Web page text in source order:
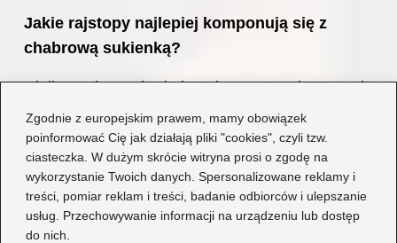
Zgodnie z europejskim prawem, mamy obowiązek
poinformować Cię jak działają pliki "cookies", czyli tzw.
ciasteczka. W dużym skrócie witryna prosi o zgodę na
wykorzystanie Twoich danych. Spersonalizowane reklamy i
treści, pomiar reklam i treści, badanie odbiorców i ulepszanie
usług. Przechowywanie informacji na urządzeniu lub dostęp
do nich.
Jakie rajstopy najlepiej komponują się z
chabrową sukienką?
Cieliste rajstopy będą bezpiecznym wyborem, ale
czarne również mogą dobrze współgrać, a
pastelowe rajstopy dodadzą lekkości stylizacji.
Powiązane wpisy:
Etyka w Modzie